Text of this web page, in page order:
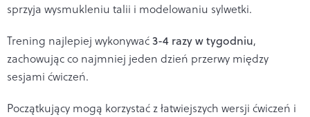
sprzyja wysmukleniu talii i modelowaniu sylwetki.
Trening najlepiej wykonywać3-4 razy w tygodniu,
zachowując co najmniej jeden dzień przerwy między
sesjami ćwiczeń.
Początkujący mogą korzystać z łatwiejszych wersji ćwiczeń i